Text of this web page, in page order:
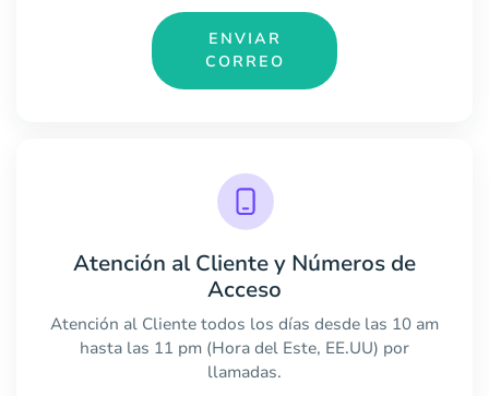
ENVIAR
CORREO
Atención al Cliente y Números de
Acceso
Atención al Cliente todos los días desde las 10 am
hasta las 11 pm (Hora del Este, EE.UU) por
llamadas.